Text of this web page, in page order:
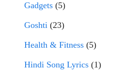
Gadgets (5)
Goshti (23)
Health & Fitness (5)
Hindi Song Lyrics (1)